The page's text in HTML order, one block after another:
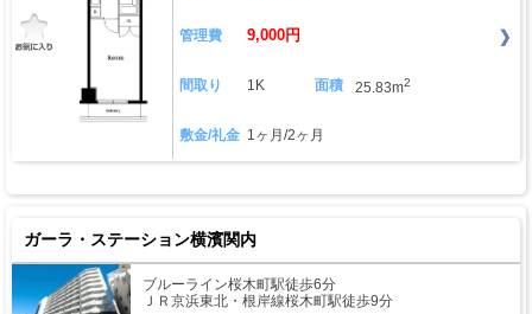
管理費 9,000円
間取り 1K 面積 25.83m2
敷金/礼金 1ヶ月/2ヶ月
ガーラ・ステーション横濱関内
ブルーライン桜木町駅徒歩6分
ＪＲ京浜東北・根岸線桜木町駅徒歩9分